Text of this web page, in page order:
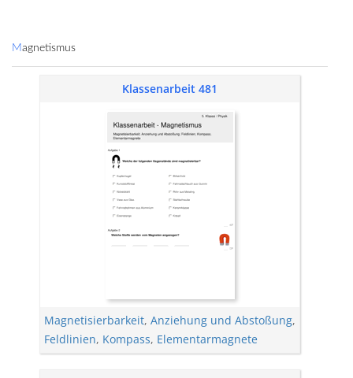
Magnetismus
Klassenarbeit 481
Magnetisierbarkeit, Anziehung und Abstoßung,
Feldlinien, Kompass, Elementarmagnete